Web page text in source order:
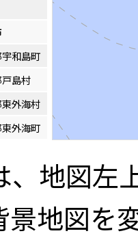
和島町
島村
外海村
外海町
、地図左
景地図を